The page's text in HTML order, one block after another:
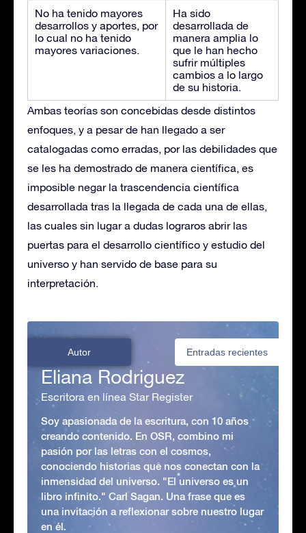
No ha tenido mayores
desarrollos y aportes, por
lo cual no ha tenido
mayores variaciones.
Ha sido
desarrollada de
manera amplia lo
que le han hecho
sufrir múltiples
cambios a lo largo
de su historia.
Ambas teorías son concebidas desde distintos
enfoques, y a pesar de han llegado a ser
catalogadas como erradas, por las debilidades que
se les ha demostrado de manera científica, es
imposible negar la trascendencia científica
desarrollada tras la llegada de cada una de ellas,
las cuales sin lugar a dudas lograros abrir las
puertas para el desarrollo científico y estudio del
universo y han servido de base para su
interpretación.
Autor Entradas recientes
Eliana Rodriguez
Escritora en línea Star Register
Soy apasionada de la escritura, con 10 años
creando contenido. En OSR, combino mi
pasión por las letras con el cosmos,
conociendo historias que nos conectan con la
inmensidad del universo. "El universo es un
libro infinito." Carl Sagan. Una frase que es
una invitación a reflexionar sobre nuestro lugar
en él.